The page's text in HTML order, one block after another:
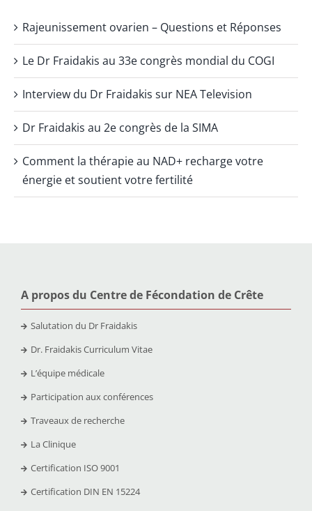
Rajeunissement ovarien – Questions et Réponses
Le Dr Fraidakis au 33e congrès mondial du COGI
Interview du Dr Fraidakis sur NEA Television
Dr Fraidakis au 2e congrès de la SIMA
Comment la thérapie au NAD+ recharge votre
énergie et soutient votre fertilité
A propos du Centre de Fécondation de Crête
Salutation du Dr Fraidakis
Dr. Fraidakis Curriculum Vitae
L’équipe médicale
Participation aux conférences
Traveaux de recherche
La Clinique
Certification ISO 9001
Certification DIN EN 15224